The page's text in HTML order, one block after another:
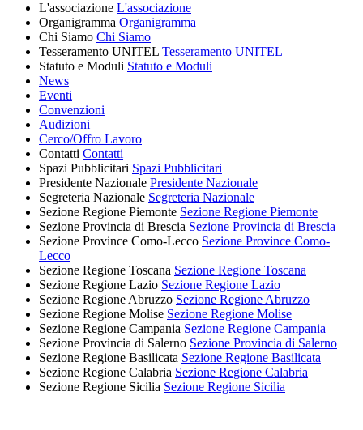
L'associazione L'associazione
Organigramma Organigramma
Chi Siamo Chi Siamo
Tesseramento UNITEL Tesseramento UNITEL
Statuto e Moduli Statuto e Moduli
News
Eventi
Convenzioni
Audizioni
Cerco/Offro Lavoro
Contatti Contatti
Spazi Pubblicitari Spazi Pubblicitari
Presidente Nazionale Presidente Nazionale
Segreteria Nazionale Segreteria Nazionale
Sezione Regione Piemonte Sezione Regione Piemonte
Sezione Provincia di Brescia Sezione Provincia di Brescia
Sezione Province Como-Lecco Sezione Province Como-
Lecco
Sezione Regione Toscana Sezione Regione Toscana
Sezione Regione Lazio Sezione Regione Lazio
Sezione Regione Abruzzo Sezione Regione Abruzzo
Sezione Regione Molise Sezione Regione Molise
Sezione Regione Campania Sezione Regione Campania
Sezione Provincia di Salerno Sezione Provincia di Salerno
Sezione Regione Basilicata Sezione Regione Basilicata
Sezione Regione Calabria Sezione Regione Calabria
Sezione Regione Sicilia Sezione Regione Sicilia